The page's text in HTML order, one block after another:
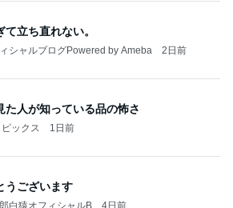
て立ち直れない。
シャルブログPowered by Ameba 2日前
た人が知っている品の怖さ
ックス 1日前
うございます
白猿オフィシャルB 4日前